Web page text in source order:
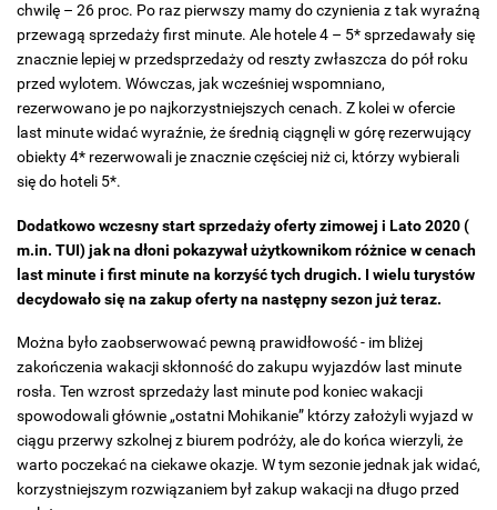
chwilę – 26 proc. Po raz pierwszy mamy do czynienia z tak wyraźną
przewagą sprzedaży first minute. Ale hotele 4 – 5* sprzedawały się
znacznie lepiej w przedsprzedaży od reszty zwłaszcza do pół roku
przed wylotem. Wówczas, jak wcześniej wspomniano,
rezerwowano je po najkorzystniejszych cenach. Z kolei w ofercie
last minute widać wyraźnie, że średnią ciągnęli w górę rezerwujący
obiekty 4* rezerwowali je znacznie częściej niż ci, którzy wybierali
się do hoteli 5*.
Dodatkowo wczesny start sprzedaży oferty zimowej i Lato 2020 (
m.in. TUI) jak na dłoni pokazywał użytkownikom różnice w cenach
last minute i first minute na korzyść tych drugich. I wielu turystów
decydowało się na zakup oferty na następny sezon już teraz.
Można było zaobserwować pewną prawidłowość - im bliżej
zakończenia wakacji skłonność do zakupu wyjazdów last minute
rosła. Ten wzrost sprzedaży last minute pod koniec wakacji
spowodowali głównie „ostatni Mohikanie” którzy założyli wyjazd w
ciągu przerwy szkolnej z biurem podróży, ale do końca wierzyli, że
warto poczekać na ciekawe okazje. W tym sezonie jednak jak widać,
korzystniejszym rozwiązaniem był zakup wakacji na długo przed